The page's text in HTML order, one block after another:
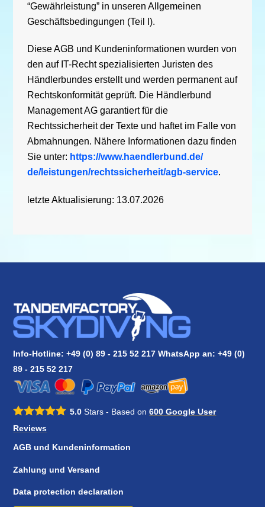
“Gewährleistung” in unseren Allgemeinen
Geschäftsbedingungen (Teil I).
Diese AGB und Kundeninformationen wurden von
den auf IT-Recht spezialisierten Juristen des
Händlerbundes erstellt und werden permanent auf
Rechtskonformität geprüft. Die Händlerbund
Management AG garantiert für die
Rechtssicherheit der Texte und haftet im Falle von
Abmahnungen. Nähere Informationen dazu finden
Sie unter: https://www.haendlerbund.de/
de/leistungen/rechtssicherheit/agb-service.
letzte Aktualisierung: 13.07.2026
Info-Hotline: +49 (0) 89 - 215 52 217 WhatsApp an:+49 (0)
89 - 215 52 217
5.0 Stars - Based on600 Google User
Reviews
AGB und Kundeninformation
Zahlung und Versand
Data protection declaration